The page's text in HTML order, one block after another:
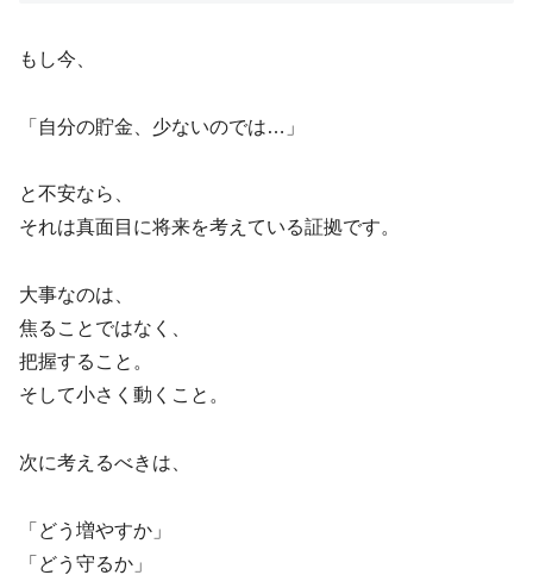
もし今、
「自分の貯金、少ないのでは…」
と不安なら、
それは真面目に将来を考えている証拠です。
大事なのは、
焦ることではなく、
把握すること。
そして小さく動くこと。
次に考えるべきは、
「どう増やすか」
「どう守るか」